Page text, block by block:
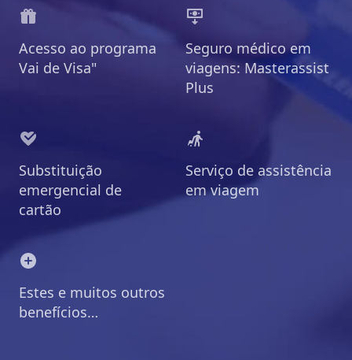
Acesso ao programa
Vai de Visa"
Seguro médico em
viagens: Masterassist
Plus
Substituição
emergencial de
cartão
Serviço de assistência
em viagem
Estes e muitos outros
benefícios…